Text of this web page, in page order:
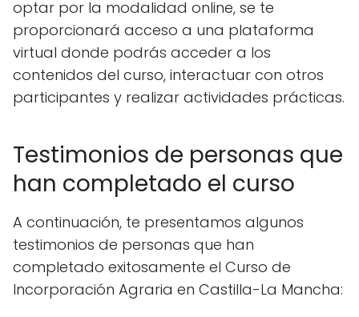
optar por la modalidad online, se te
proporcionará acceso a una plataforma
virtual donde podrás acceder a los
contenidos del curso, interactuar con otros
participantes y realizar actividades prácticas.
Testimonios de personas que
han completado el curso
A continuación, te presentamos algunos
testimonios de personas que han
completado exitosamente el Curso de
Incorporación Agraria en Castilla-La Mancha: